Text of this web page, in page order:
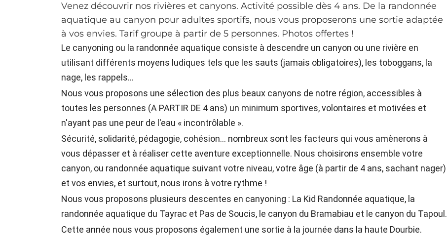
Venez découvrir nos rivières et canyons. Activité possible dès 4 ans. De la randonnée
aquatique au canyon pour adultes sportifs, nous vous proposerons une sortie adaptée
à vos envies. Tarif groupe à partir de 5 personnes. Photos offertes !
Le canyoning ou la randonnée aquatique consiste à descendre un canyon ou une rivière en
utilisant différents moyens ludiques tels que les sauts (jamais obligatoires), les toboggans, la
nage, les rappels…
Nous vous proposons une sélection des plus beaux canyons de notre région, accessibles à
toutes les personnes (A PARTIR DE 4 ans) un minimum sportives, volontaires et motivées et
n'ayant pas une peur de l'eau « incontrôlable ».
Sécurité, solidarité, pédagogie, cohésion... nombreux sont les facteurs qui vous amènerons à
vous dépasser et à réaliser cette aventure exceptionnelle. Nous choisirons ensemble votre
canyon, ou randonnée aquatique suivant votre niveau, votre âge (à partir de 4 ans, sachant nager)
et vos envies, et surtout, nous irons à votre rythme !
Nous vous proposons plusieurs descentes en canyoning : La Kid Randonnée aquatique, la
randonnée aquatique du Tayrac et Pas de Soucis, le canyon du Bramabiau et le canyon du Tapoul.
Cette année nous vous proposons également une sortie à la journée dans la haute Dourbie.